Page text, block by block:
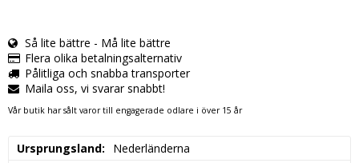
Så lite bättre - Må lite bättre
Flera olika betalningsalternativ
Pålitliga och snabba transporter
Maila oss, vi svarar snabbt!
Vår butik har sålt varor till engagerade odlare i över 15 år
Ursprungsland
Nederländerna